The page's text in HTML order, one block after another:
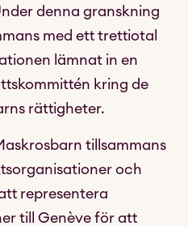
denna granskning
med ett trettiotal
lämnat in en
kring de
rättigheter.
tillsammans
och
representera
till Genève för att